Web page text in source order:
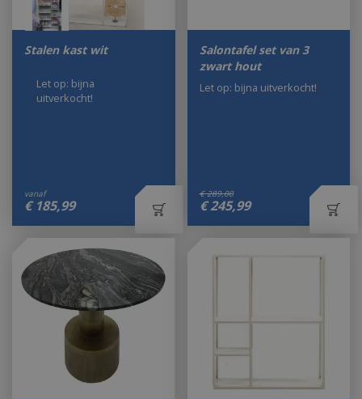
Stalen kast wit
vanaf
€ 185,99
Let op: bijna
uitverkocht!
Salontafel set van 3
zwart hout
€ 289,00
€ 245,99
Let op: bijna uitverkocht!